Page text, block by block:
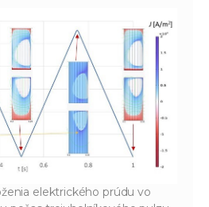
elektrického prúdu vo